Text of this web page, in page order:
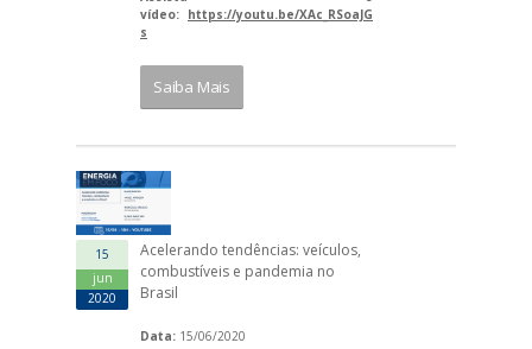
vídeo: https://youtu.be/XAc_RSoaJG
s
Saiba Mais
15
jun
2020
Acelerando tendências: veículos,
combustíveis e pandemia no
Brasil
Data: 15/06/2020